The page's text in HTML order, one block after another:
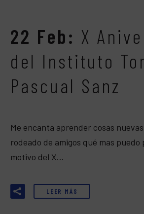
22 Feb: X
del Instituto
Pascual Sanz
Me encanta aprender cosas
rodeado de amigos qué mas puedo
motivo del X…
LEER MÁS